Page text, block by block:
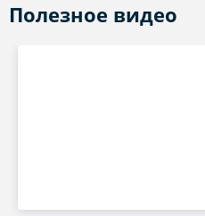
Полезное видео